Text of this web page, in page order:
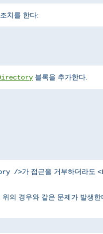
치를 한다:
블록을 추가한다.
/>가 접근을 거부하더라도
의 경우와 같은 문제가 발생